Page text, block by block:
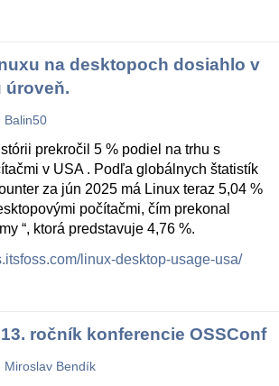
na desktopoch dosiahlo v
úroveň.
Balin50
prekročil 5 % podiel na trhu s
v USA . Podľa globálnych štatistík
za jún 2025 má Linux teraz 5,04 %
počítačmi, čím prekonal
“, ktorá predstavuje 4,76 %.
linux-desktop-usage-usa/
ročník konferencie OSSConf
Miroslav Bendík